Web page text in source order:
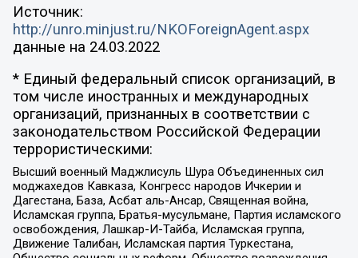
Источник:
http://unro.minjust.ru/NKOForeignAgent.aspx
данные на 24.03.2022
* Единый федеральный список организаций, в
том числе иностранных и международных
организаций, признанных в соответствии с
законодательством Российской Федерации
террористическими:
Высший военный Маджлисуль Шура Объединенных сил
моджахедов Кавказа, Конгресс народов Ичкерии и
Дагестана, База, Асбат аль-Ансар, Священная война,
Исламская группа, Братья-мусульмане, Партия исламского
освобождения, Лашкар-И-Тайба, Исламская группа,
Движение Талибан, Исламская партия Туркестана,